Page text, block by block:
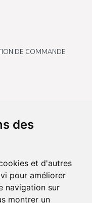
des
et d'autres
pour améliorer
navigation sur
montrer un
DE COMMANDE